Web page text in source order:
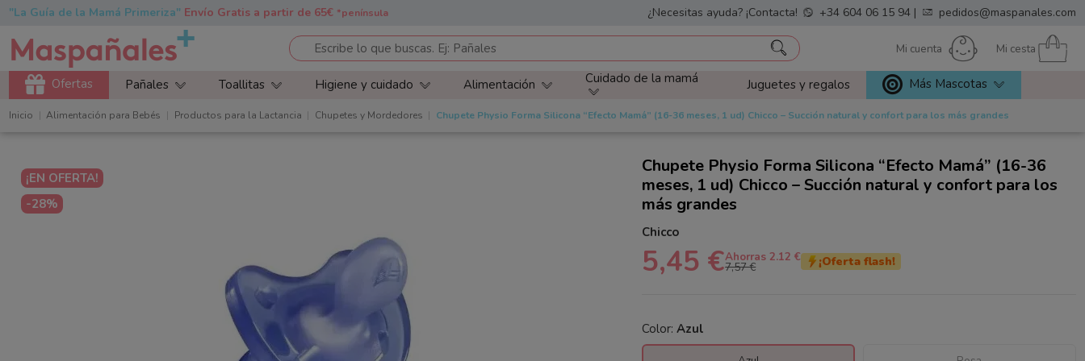
"La Guía de la Mamá Primeriza" Envío Gratis a partir de 65€*península ¿Necesitas ayuda? ¡Contacta! +34 604 06 15 94 | pedidos@maspanales.com
Mi cuenta Mi cesta
Ofertas Pañales Toallitas Higiene y cuidado Alimentación Cuidado de la mamá Juguetes y regalos Más Mascotas
Inicio Alimentación para Bebés Productos para la Lactancia Chupetes y Mordedores Chupete Physio Forma Silicona “Efecto Mamá” (16-36 meses, 1 ud) Chicco – Succión natural y confort para los más grandes
¡EN OFERTA!
-28%
Chupete Physio Forma Silicona “Efecto Mamá” (16-36
meses, 1 ud) Chicco – Succión natural y confort para los
más grandes
Chicco
5,45 €Ahorras 2.12 €
7,57 € ¡Oferta flash!
Color: Azul